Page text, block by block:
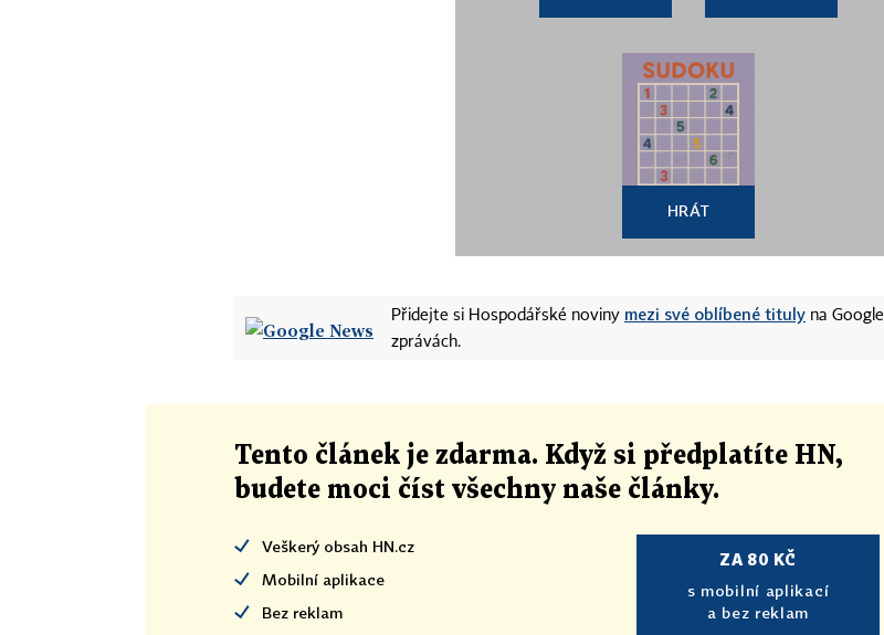
HRÁT
Přidejte si Hospodářské noviny mezi své oblíbené tituly na Google
zprávách.
Tento článek je zdarma. Když si předplatíte HN,
budete moci číst všechny naše články.
Veškerý obsah HN.cz
Mobilní aplikace
Bez reklam
ZA 80 KČ
s mobilní aplikací
a bez reklam